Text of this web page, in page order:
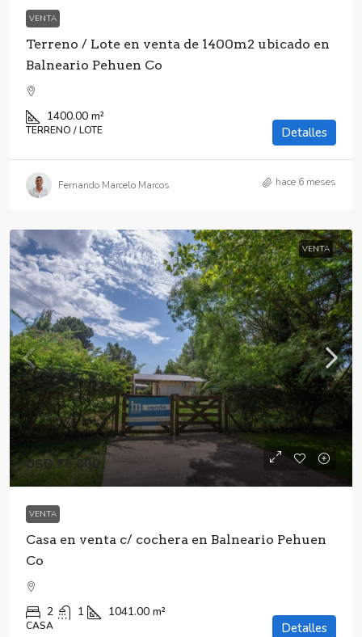
VENTA
Terreno / Lote en venta de 1400m2 ubicado en
Balneario Pehuen Co
1400.00 m²
TERRENO / LOTE Detalles
Fernando Marcelo Marcos hace 6 meses
VENTA
USD 78,000
VENTA
Casa en venta c/ cochera en Balneario Pehuen
Co
2 1 1041.00 m²
CASA Detalles